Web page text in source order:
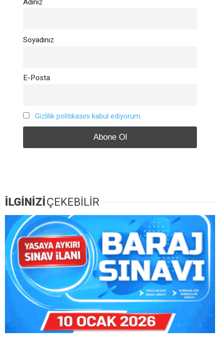
Soyadınız
E-Posta
Gizlilik politikasını kabul ediyorum.
İLGİNİZİÇEKEBİLİR